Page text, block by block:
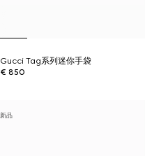
Gucci Tag系列迷你手袋
€ 850
新品